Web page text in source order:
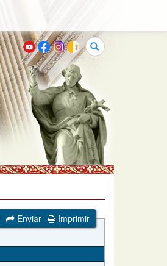
Buscar
Enviar
Imprimir